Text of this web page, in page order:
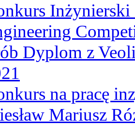
Dyplom z
na pracę
Mariusz